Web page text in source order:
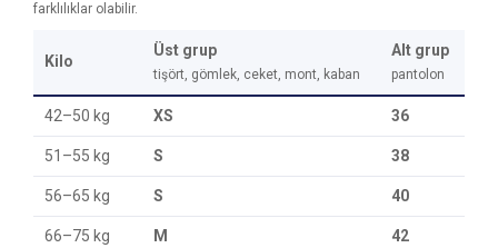
farklılıklar olabilir.
Kilo
Üst grup
tişört, gömlek, ceket, mont, kaban
Alt grup
pantolon
42–50 kg XS 36
51–55 kg S 38
56–65 kg S 40
66–75 kg M 42